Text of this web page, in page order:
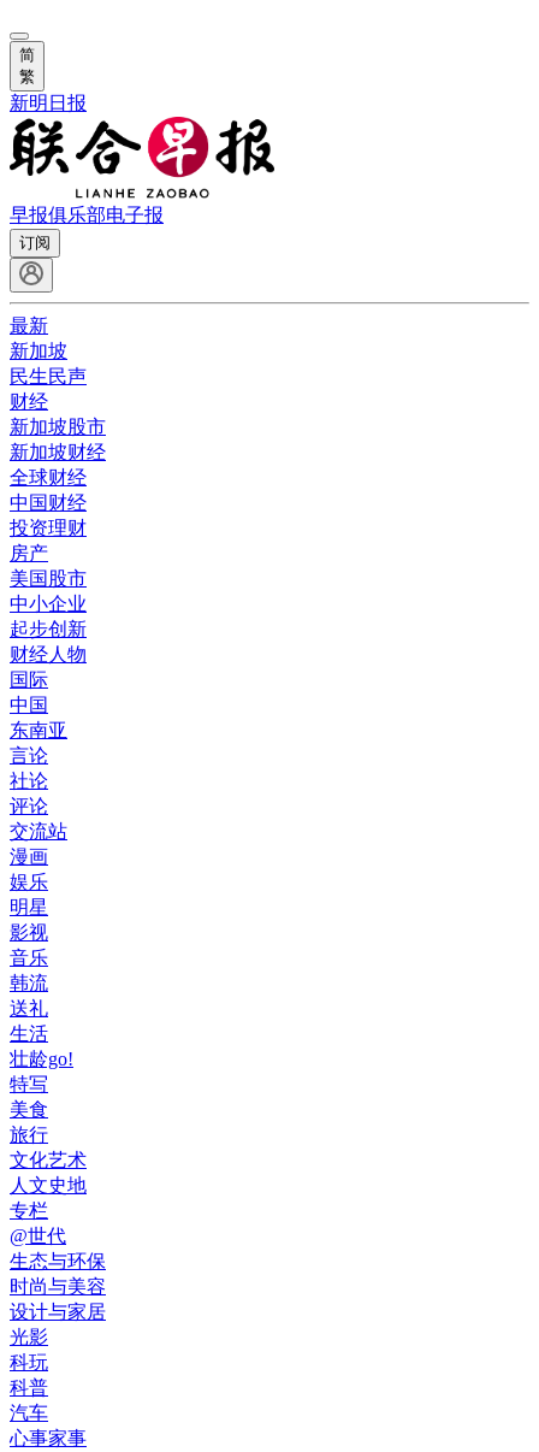
简
繁
新明日报
早报俱乐部电子报
订阅
最新
新加坡
民生民声
财经
新加坡股市
新加坡财经
全球财经
中国财经
投资理财
房产
美国股市
中小企业
起步创新
财经人物
国际
中国
东南亚
言论
社论
评论
交流站
漫画
娱乐
明星
影视
音乐
韩流
送礼
生活
壮龄go!
特写
美食
旅行
文化艺术
人文史地
专栏
@世代
生态与环保
时尚与美容
设计与家居
光影
科玩
科普
汽车
心事家事